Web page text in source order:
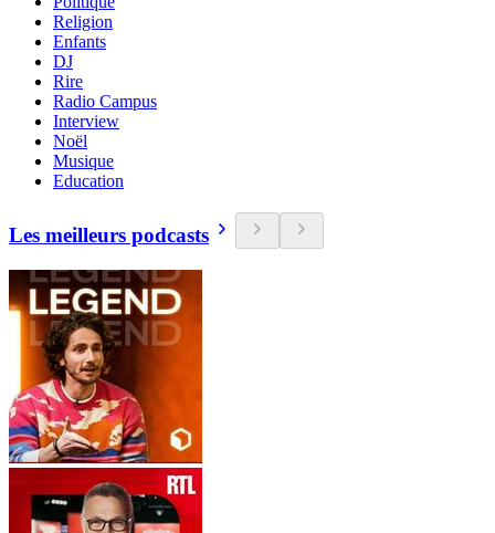
Religion
Enfants
DJ
Rire
Radio Campus
Interview
Noël
Musique
Education
Les meilleurs podcasts